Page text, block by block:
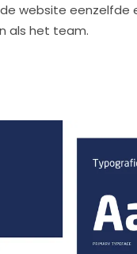
website eenzelfde
als het team.